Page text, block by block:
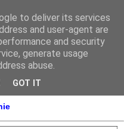
Polski
to deliver its services
and user-agent are
and security
generate usage
abuse.
GOT IT